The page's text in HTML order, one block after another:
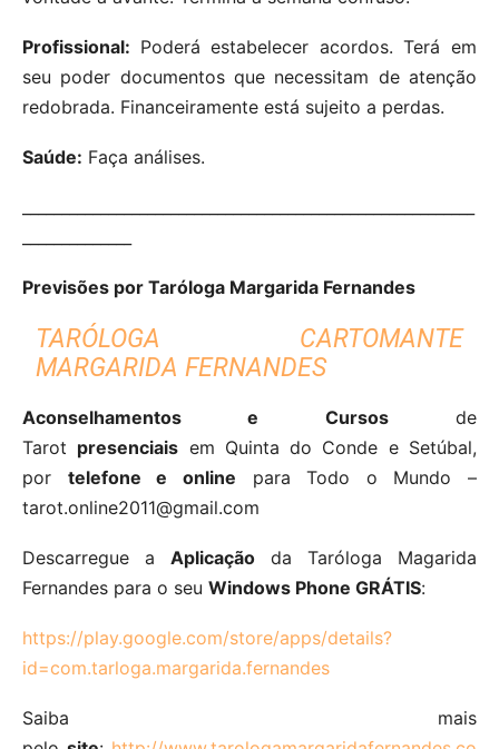
Profissional: Poderá estabelecer acordos. Terá em
seu poder documentos que necessitam de atenção
redobrada. Financeiramente está sujeito a perdas.
Saúde: Faça análises.
Previsões por Taróloga Margarida Fernandes
TARÓLOGA CARTOMANTE
MARGARIDA FERNANDES
Aconselhamentos e Cursosde
Tarot presenciais em Quinta do Conde e Setúbal,
por telefone e online para Todo o Mundo –
tarot.online2011@gmail.com
Descarregue a Aplicação da Taróloga Magarida
Fernandes para o seu Windows Phone GRÁTIS:
https://play.google.com/store/apps/details?
id=com.tarloga.margarida.fernandes
Saiba mais